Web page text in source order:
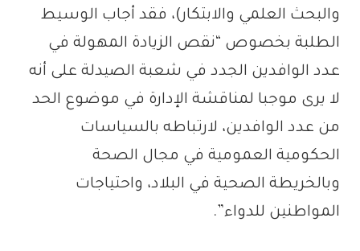
والبحث العلمي والابتكار)، فقد أجاب الوسيط
الطلبة بخصوص “نقص الزيادة المهولة في
عدد الوافدين الجدد في شعبة الصيدلة على أنه
لا يرى موجبا لمناقشة الإدارة في موضوع الحد
من عدد الوافدين، لارتباطه بالسياسات
الحكومية العمومية في مجال الصحة
وبالخريطة الصحية في البلاد، واحتياجات
المواطنين للدواء”.